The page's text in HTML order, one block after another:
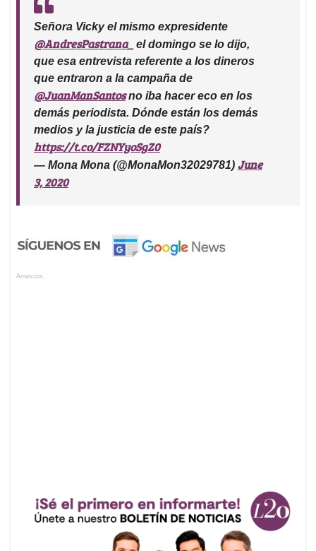
Señora Vicky el mismo expresidente
@AndresPastrana_ el domingo se lo dijo,
que esa entrevista referente a los dineros
que entraron a la campaña de
@JuanManSantosno iba hacer eco en los
demás periodista. Dónde están los demás
medios y la justicia de este país?
https://t.co/FZNYyoSgZ0
— Mona Mona (@MonaMon32029781) June
3, 2020
Anuncios.